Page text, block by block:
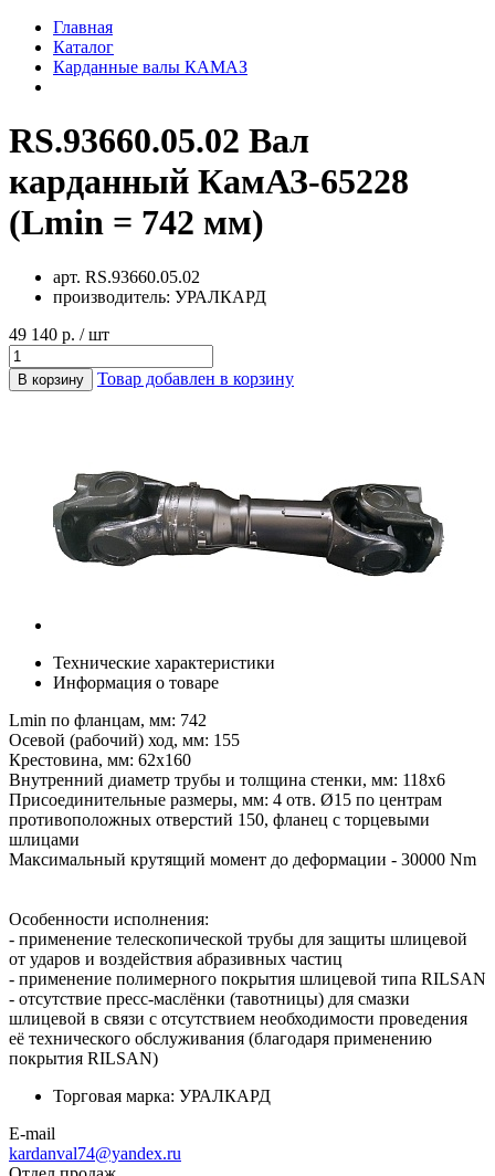
Главная
Каталог
Карданные валы КАМАЗ
RS.93660.05.02 Вал
карданный КамАЗ-65228
(Lmin = 742 мм)
арт. RS.93660.05.02
производитель: УРАЛКАРД
49 140 р. / шт
В корзину Товар добавлен в корзину
Технические характеристики
Информация о товаре
Lmin по фланцам, мм: 742
Осевой (рабочий) ход, мм: 155
Крестовина, мм: 62х160
Внутренний диаметр трубы и толщина стенки, мм: 118х6
Присоединительные размеры, мм: 4 отв. Ø15 по центрам
противоположных отверстий 150, фланец с торцевыми
шлицами
Максимальный крутящий момент до деформации - 30000 Nm
Особенности исполнения:
- применение телескопической трубы для защиты шлицевой
от ударов и воздействия абразивных частиц
- применение полимерного покрытия шлицевой типа RILSAN
- отсутствие пресс-маслёнки (тавотницы) для смазки
шлицевой в связи с отсутствием необходимости проведения
её технического обслуживания (благодаря применению
покрытия RILSAN)
Торговая марка: УРАЛКАРД
E-mail
kardanval74@yandex.ru